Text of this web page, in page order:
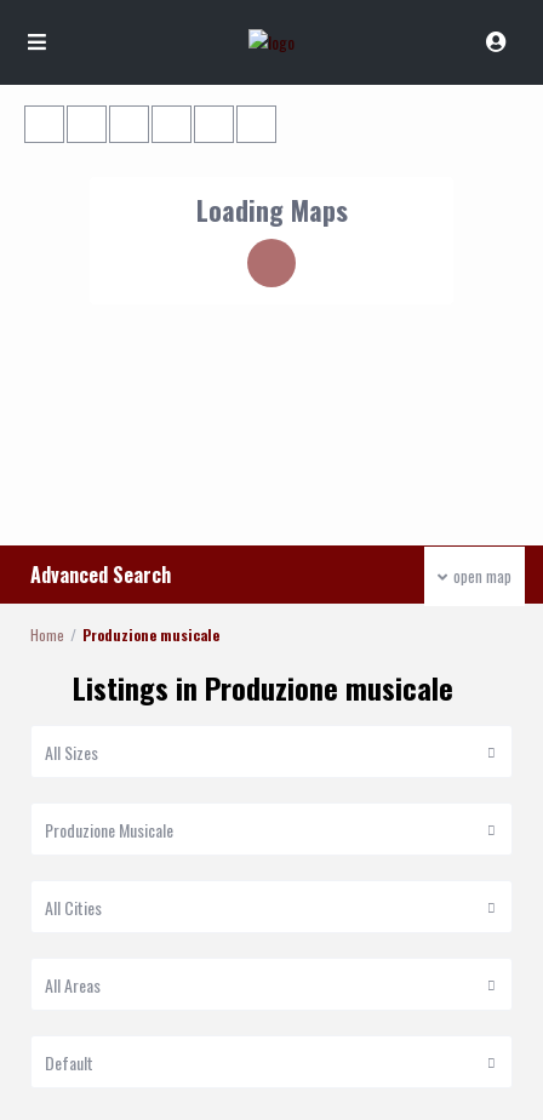
Loading Maps
open map
Advanced Search
Home Produzione musicale
Listings in Produzione musicale
All Sizes
Produzione Musicale
All Cities
All Areas
Default